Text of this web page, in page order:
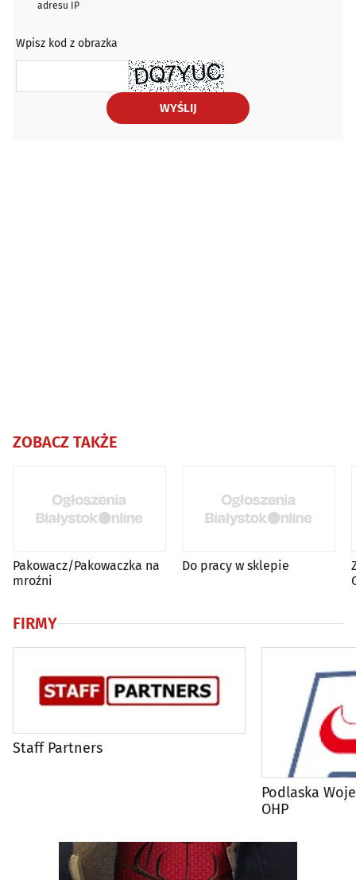
adresu IP
Wpisz kod z obrazka
WYŚLIJ
ZOBACZ TAKŻE
Pakowacz/Pakowaczka na
mroźni
Do pracy w sklepie
FIRMY
Staff Partners
Podlaska
OHP